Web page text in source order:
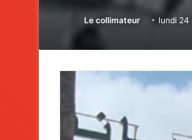
Le collimateur lundi 24